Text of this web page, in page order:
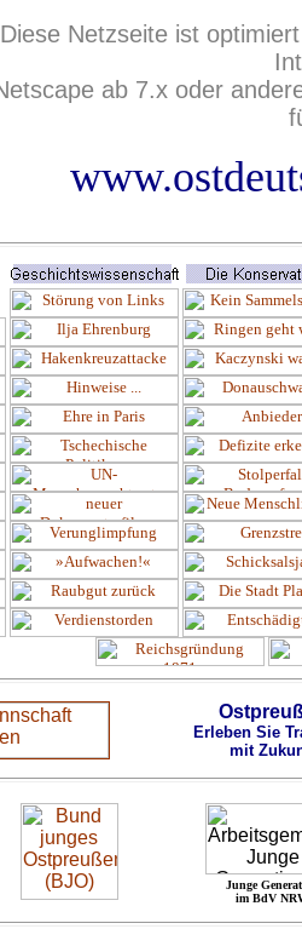
Diese Netzseite ist
ab 7.x oder
Erleben Sie
mit
Junge
im BdV